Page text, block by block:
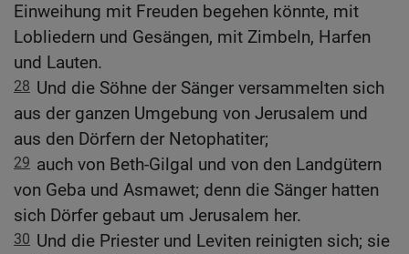
Einweihung mit Freuden begehen könnte, mit
Lobliedern und Gesängen, mit Zimbeln, Harfen
und Lauten.
28 Und die Söhne der Sänger versammelten sich
aus der ganzen Umgebung von Jerusalem und
aus den Dörfern der Netophatiter;
29 auch von Beth-Gilgal und von den Landgütern
von Geba und Asmawet; denn die Sänger hatten
sich Dörfer gebaut um Jerusalem her.
30 Und die Priester und Leviten reinigten sich; sie